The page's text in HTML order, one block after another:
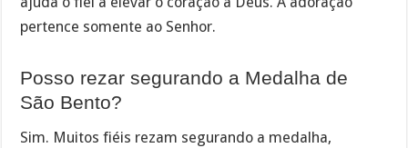
pertence somente ao Senhor.
Posso rezar segurando a Medalha de
São Bento?
Sim. Muitos fiéis rezam segurando a medalha,